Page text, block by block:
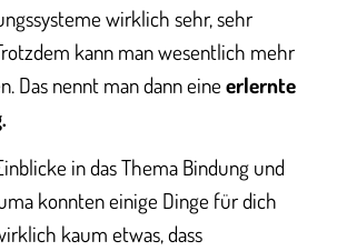
wirklich sehr, sehr
kann man wesentlich mehr
Das nennt man dann eine erlernte
in das Thema Bindung und
konnten einige Dinge für dich
kaum etwas, dass